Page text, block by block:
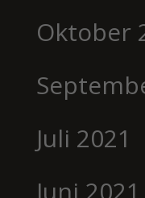
Oktober
Juli 2021
Juni 2021